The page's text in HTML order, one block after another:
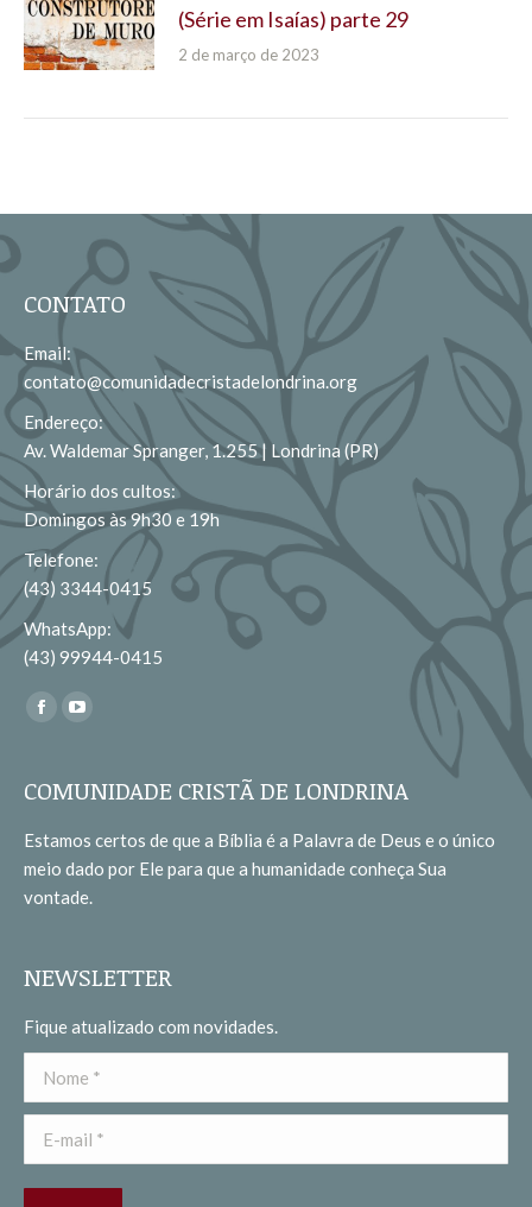
(Série em Isaías) parte 29
2 de março de 2023
CONTATO
Email:
contato@comunidadecristadelondrina.org
Endereço:
Av. Waldemar Spranger, 1.255 | Londrina (PR)
Horário dos cultos:
Domingos às 9h30 e 19h
Telefone:
(43) 3344-0415
WhatsApp:
(43) 99944-0415
Encontre-nos em:
Facebook
opens
new
window
opens
new
window
COMUNIDADE CRISTÃ DE LONDRINA
Estamos certos de que a Bíblia é a Palavra de Deus e o único
meio dado por Ele para que a humanidade conheça Sua
vontade.
NEWSLETTER
Fique atualizado com novidades.
Nome *
E-mail *